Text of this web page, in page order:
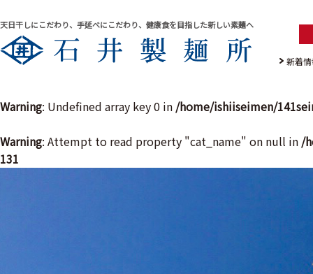
天日干しにこだわり、手延べにこだわり、健康食を目指した新しい素麺へ
新着
Warning: Undefined array key 0 in /home/ishiiseimen/
Warning: Attempt to read property "cat_name" on null in /
131